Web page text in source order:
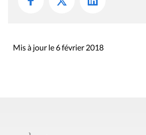
Mis à jour le 6 février 2018